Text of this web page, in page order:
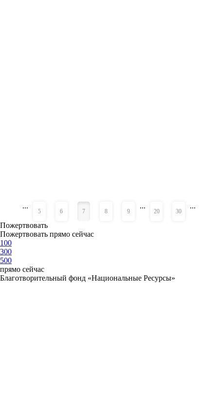
...
5 6 7 8 9
...
20 30
...
Пожертвовать
Пожертвовать прямо сейчас
100
300
500
прямо сейчас
Благотворительный фонд «Национальные Ресурсы»